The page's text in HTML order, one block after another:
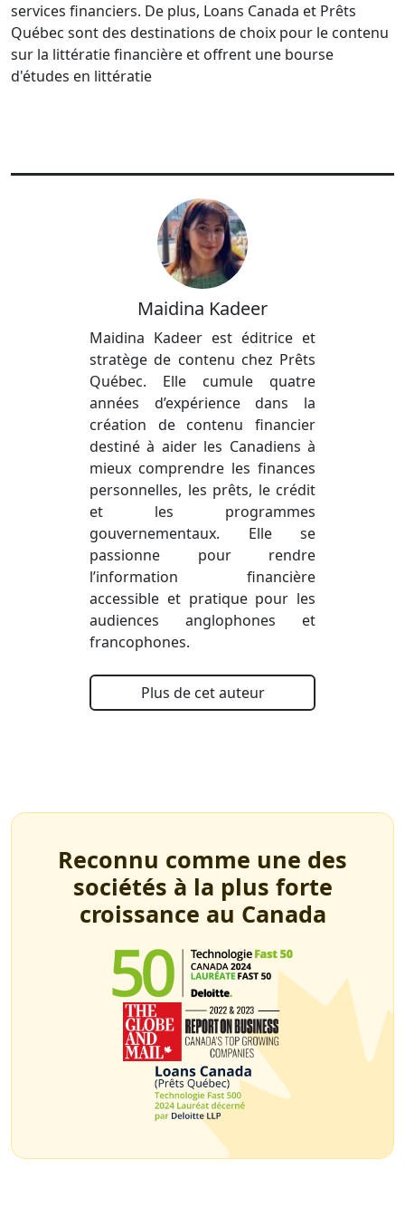
services financiers. De plus, Loans Canada et Prêts
Québec sont des destinations de choix pour le contenu
sur la littératie financière et offrent une bourse
d'études en littératie
Maidina Kadeer
Maidina Kadeer est éditrice et
stratège de contenu chez Prêts
Québec. Elle cumule quatre
années d’expérience dans la
création de contenu financier
destiné à aider les Canadiens à
mieux comprendre les finances
personnelles, les prêts, le crédit
et les programmes
gouvernementaux. Elle se
passionne pour rendre
l’information financière
accessible et pratique pour les
audiences anglophones et
francophones.
Plus de cet auteur
Reconnu comme une des
sociétés à la plus forte
croissance au Canada